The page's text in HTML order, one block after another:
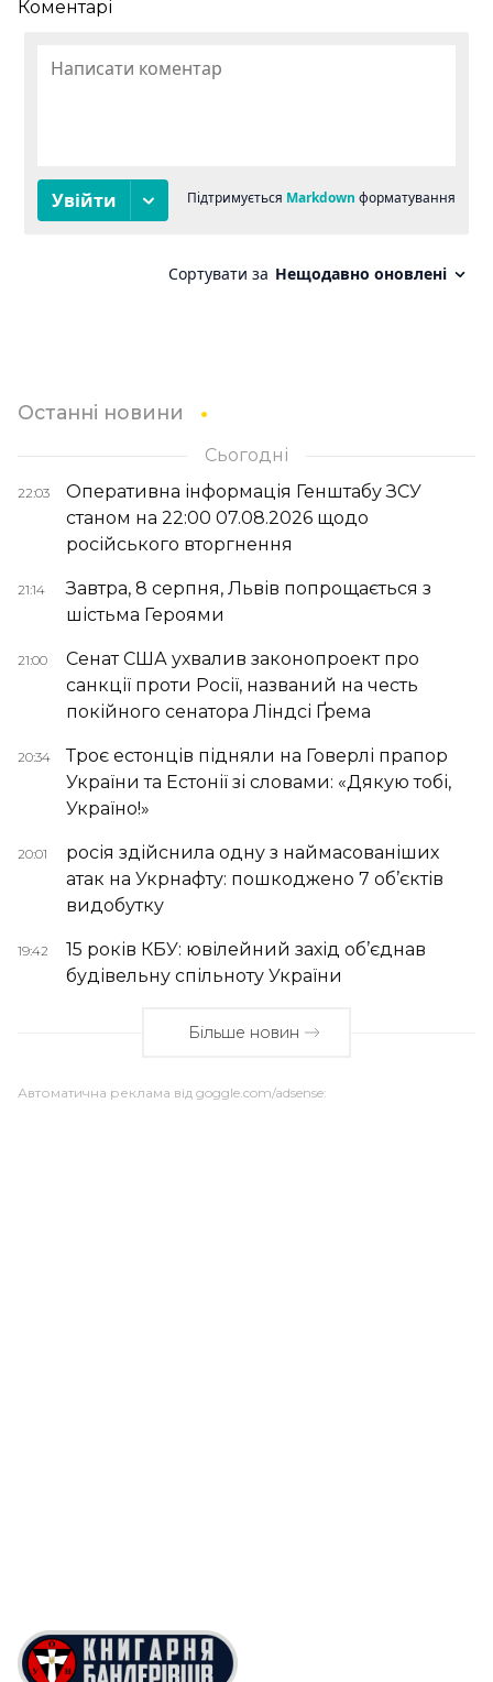
Коментарі
Останні новини
Сьогодні
22:03
Оперативна інформація Генштабу ЗСУ
станом на 22:00 07.08.2026 щодо
російського вторгнення
21:14
Завтра, 8 серпня, Львів попрощається з
шістьма Героями
21:00
Сенат США ухвалив законопроект про
санкції проти Росії, названий на честь
покійного сенатора Ліндсі Ґрема
20:34
Троє естонців підняли на Говерлі прапор
України та Естонії зі словами: «Дякую тобі,
Україно!»
20:01
росія здійснила одну з наймасованіших
атак на Укрнафту: пошкоджено 7 об’єктів
видобутку
19:42
15 років КБУ: ювілейний захід об’єднав
будівельну спільноту України
Більше новин
Автоматична реклама від goggle.com/adsense: